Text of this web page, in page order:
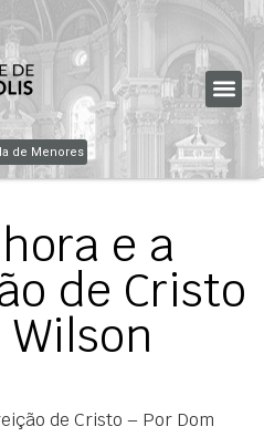
de Menores
e a
de Cristo
de Cristo – Por Dom